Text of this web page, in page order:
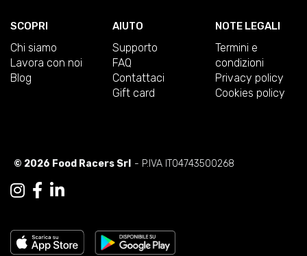
SCOPRI
Chi siamo
Lavora con noi
Blog
AIUTO
Supporto
FAQ
Contattaci
Gift card
NOTE LEGALI
Termini e
condizioni
Privacy policy
Cookies policy
© 2026 Food Racers Srl - P.IVA IT04743500268